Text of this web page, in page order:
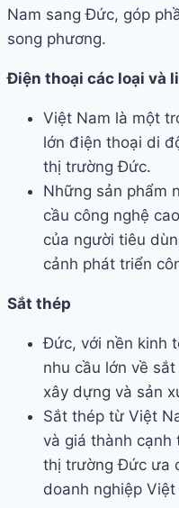
Nam sang Đức, góp
song phương.
Điện thoại các loại và
Việt Nam là một
lớn điện thoại di
thị trường Đức.
Những sản phẩm
cầu công nghệ
của người tiêu
cảnh phát triển
Sắt thép
Đức, với nền kinh
nhu cầu lớn về
xây dựng và sản
Sắt thép từ Việt
và giá thành cạnh
thị trường Đức ưa
doanh nghiệp